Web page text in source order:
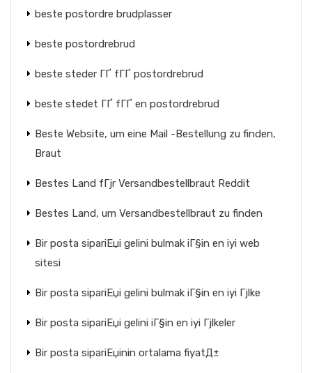
beste postordre brudplasser
beste postordrebrud
beste steder ГҐ fГҐ postordrebrud
beste stedet ГҐ fГҐ en postordrebrud
Beste Website, um eine Mail -Bestellung zu finden,
Braut
Bestes Land fГјr Versandbestellbraut Reddit
Bestes Land, um Versandbestellbraut zu finden
Bir posta sipariЕџi gelini bulmak iГ§in en iyi web
sitesi
Bir posta sipariЕџi gelini bulmak iГ§in en iyi Гјlke
Bir posta sipariЕџi gelini iГ§in en iyi Гјlkeler
Bir posta sipariЕџinin ortalama fiyatД±